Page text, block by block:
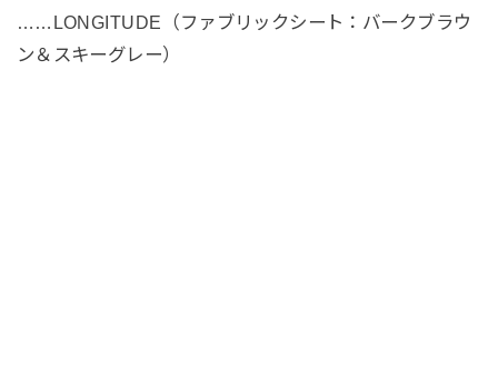
……LONGITUDE（ファブリックシート：バークブラウ
ン＆スキーグレー）